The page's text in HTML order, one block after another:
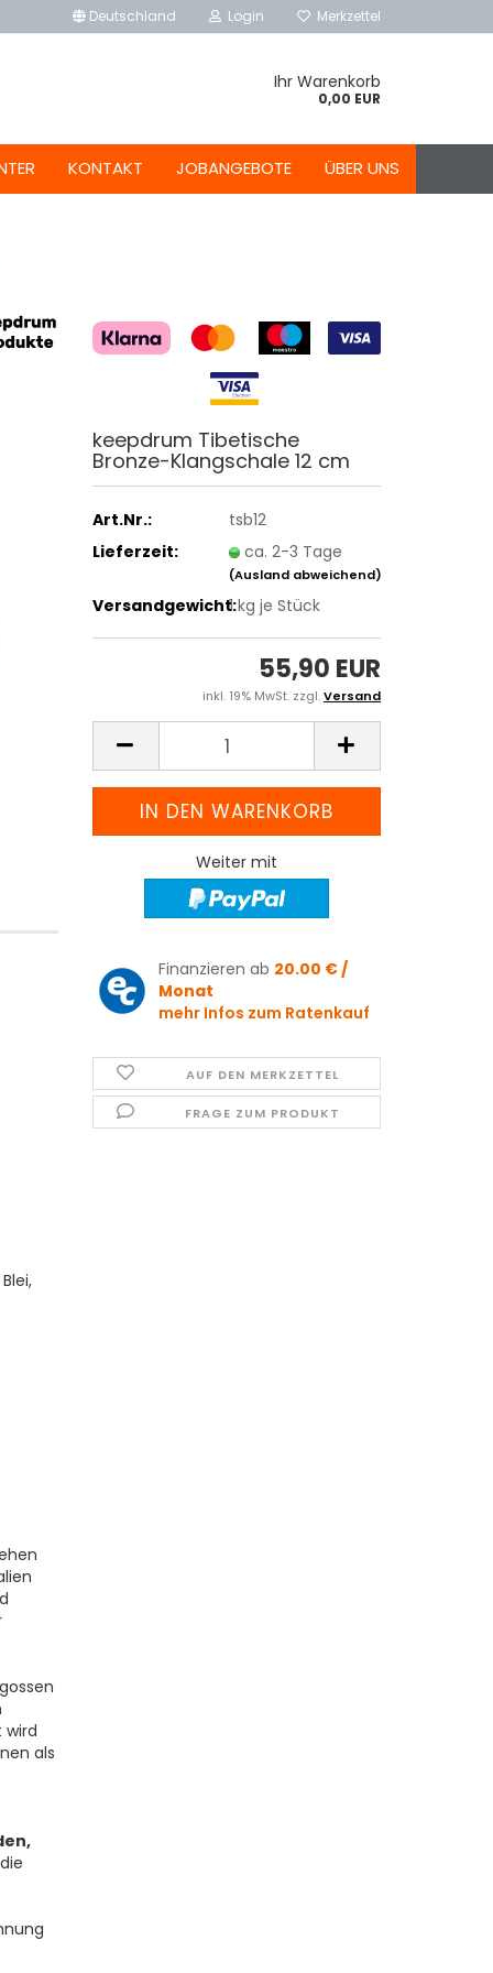
Deutschland Login Merkzettel
Ihr Warenkorb
0,00 EUR
KONTAKT JOBANGEBOTE ÜBER UNS
keepdrum Tibetische
Bronze-Klangschale 12 cm
Art.Nr.:
tsb12
Lieferzeit:
ca. 2-3 Tage
(Ausland abweichend)
Versandgewicht:
1kg je Stück
55,90 EUR
inkl. 19% MwSt. zzgl.Versand
Weiter mit
Finanzieren ab 20.00 € /
Monat
mehr Infos zum Ratenkauf
AUF DEN MERKZETTEL
FRAGE ZUM PRODUKT
wird
als
die